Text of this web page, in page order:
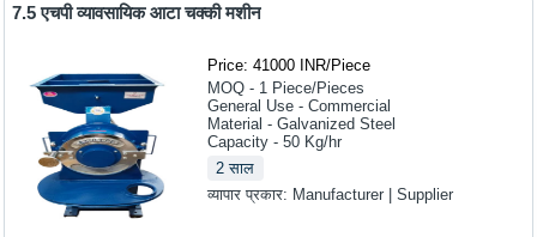
7.5 एचपी व्यावसायिक आटा चक्की मशीन
Price: 41000 INR/Piece
MOQ - 1 Piece/Pieces
General Use - Commercial
Material - Galvanized Steel
Capacity - 50 Kg/hr
2 साल
व्यापार प्रकार: Manufacturer | Supplier